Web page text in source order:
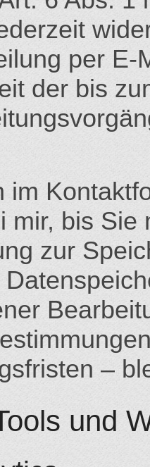
per E-
der bis
im
mir, bis
zur
–
und